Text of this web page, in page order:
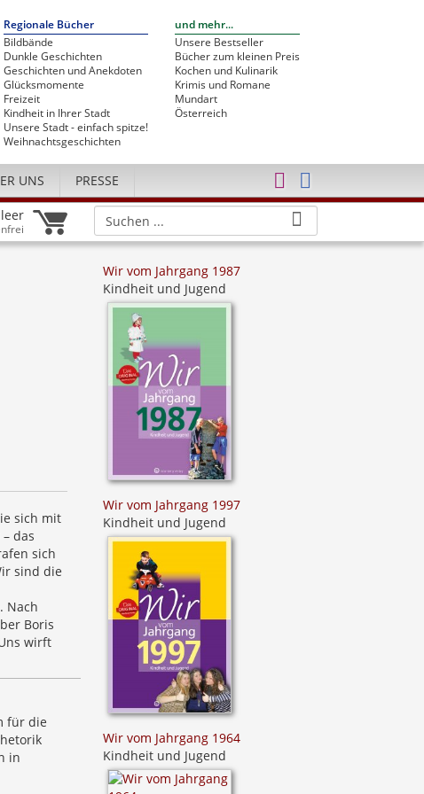
Regionale Bücher
Bildbände
Dunkle Geschichten
Geschichten und Anekdoten
Glücksmomente
Freizeit
Kindheit in Ihrer Stadt
Unsere Stadt - einfach spitze!
Weihnachtsgeschichten
und mehr...
Unsere Bestseller
Bücher zum kleinen Preis
Kochen und Kulinarik
Krimis und Romane
Mundart
Österreich
UNS PRESSE
sich mit
das
sich
sind die
Nach
Boris
wirft
für die
in
Wir vom Jahrgang 1987
Kindheit und Jugend
Wir vom Jahrgang 1997
Kindheit und Jugend
Wir vom Jahrgang 1964
Kindheit und Jugend